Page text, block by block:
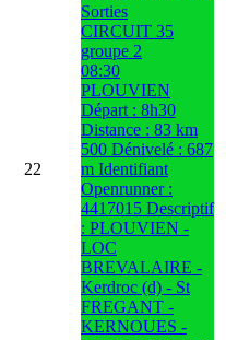
22
Sorties
CIRCUIT 35
groupe 2
08:30
PLOUVIEN
Départ : 8h30
Distance : 83 km
500 Dénivelé : 687
m Identifiant
Openrunner :
4417015 Descriptif
: PLOUVIEN -
LOC
BREVALAIRE -
Kerdroc (d) - St
FREGANT -
KERNOUES -